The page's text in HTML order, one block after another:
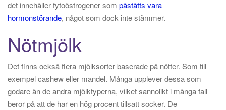
det innehåller fytoöstrogener som påståtts vara
hormonstörande, något som dock inte stämmer.
Nötmjölk
Det finns också flera mjölksorter baserade på nötter. Som till
exempel cashew eller mandel. Många upplever dessa som
godare än de andra mjölktyperna, vilket sannolikt i många fall
beror på att de har en hög procent tillsatt socker. De